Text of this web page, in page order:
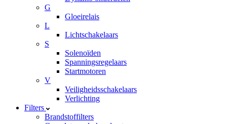
G
Gloeirelais
L
Lichtschakelaars
S
Solenoïden
Spanningsregelaars
Startmotoren
V
Veiligheidsschakelaars
Verlichting
Filters
Brandstoffilters